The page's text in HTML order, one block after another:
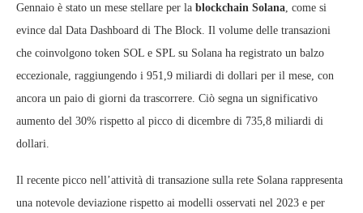
Gennaio è stato un mese stellare per la blockchain Solana , come si
evince dal Data Dashboard di The Block. Il volume delle transazioni
che coinvolgono token SOL e SPL su Solana ha registrato un balzo
eccezionale, raggiungendo i 951,9 miliardi di dollari per il mese, con
ancora un paio di giorni da trascorrere. Ciò segna un significativo
aumento del 30% rispetto al picco di dicembre di 735,8 miliardi di
dollari.
Il recente picco nell’attività di transazione sulla rete Solana rappresenta
una notevole deviazione rispetto ai modelli osservati nel 2023 e per